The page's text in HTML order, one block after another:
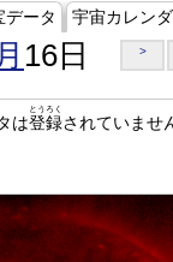
データ 宇宙カレン
16日 >
は登録
とうろく
されていませ